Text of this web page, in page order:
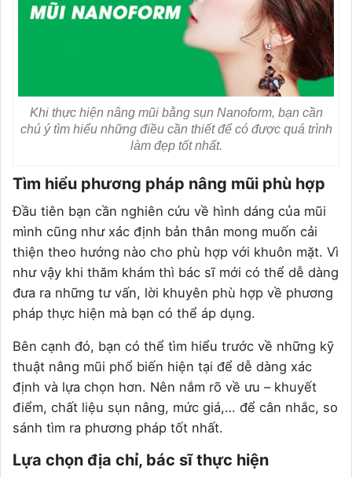
Khi thực hiện nâng mũi bằng sụn Nanoform, bạn cần
chú ý tìm hiểu những điều cần thiết để có được quá trình
làm đẹp tốt nhất.
Tìm hiểu phương pháp nâng mũi phù hợp
Đầu tiên bạn cần nghiên cứu về hình dáng của mũi
mình cũng như xác định bản thân mong muốn cải
thiện theo hướng nào cho phù hợp với khuôn mặt. Vì
như vậy khi thăm khám thì bác sĩ mới có thể dễ dàng
đưa ra những tư vấn, lời khuyên phù hợp về phương
pháp thực hiện mà bạn có thể áp dụng.
Bên cạnh đó, bạn có thể tìm hiểu trước về những kỹ
thuật nâng mũi phổ biến hiện tại để dễ dàng xác
định và lựa chọn hơn. Nên nắm rõ về ưu – khuyết
điểm, chất liệu sụn nâng, mức giá,… để cân nhắc, so
sánh tìm ra phương pháp tốt nhất.
Lựa chọn địa chỉ, bác sĩ thực hiện